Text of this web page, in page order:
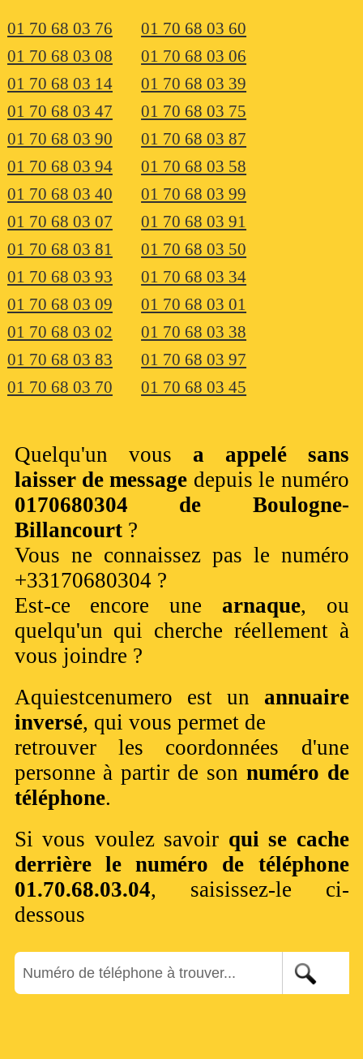
01 70 68 03 76
01 70 68 03 60
01 70 68 03 08
01 70 68 03 06
01 70 68 03 14
01 70 68 03 39
01 70 68 03 47
01 70 68 03 75
01 70 68 03 90
01 70 68 03 87
01 70 68 03 94
01 70 68 03 58
01 70 68 03 40
01 70 68 03 99
01 70 68 03 07
01 70 68 03 91
01 70 68 03 81
01 70 68 03 50
01 70 68 03 93
01 70 68 03 34
01 70 68 03 09
01 70 68 03 01
01 70 68 03 02
01 70 68 03 38
01 70 68 03 83
01 70 68 03 97
01 70 68 03 70
01 70 68 03 45
Quelqu'un vous a appelé sans
laisser de message depuis le numéro
0170680304 de Boulogne-
Billancourt?
Vous ne connaissez pas le numéro
+33170680304 ?
Est-ce encore une arnaque, ou
quelqu'un qui cherche réellement à
vous joindre ?
Aquiestcenumero est un annuaire
inversé, qui vous permet de
retrouver les coordonnées d'une
personne à partir de son numéro de
téléphone.
Si vous voulez savoir qui se cache
derrière le numéro de téléphone
01.70.68.03.04, saisissez-le ci-
dessous